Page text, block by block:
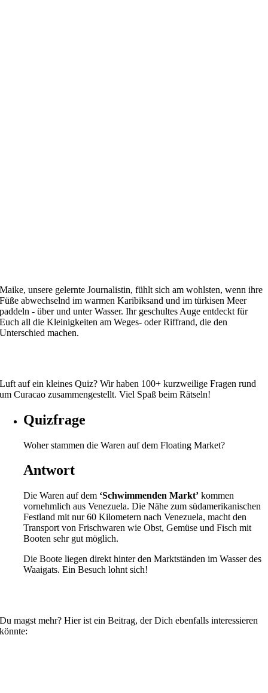
Maike, unsere gelernte Journalistin, fühlt sich am wohlsten, wenn ihre
Füße abwechselnd im warmen Karibiksand und im türkisen Meer
paddeln - über und unter Wasser. Ihr geschultes Auge entdeckt für
Euch all die Kleinigkeiten am Weges- oder Riffrand, die den
Unterschied machen.
Luft auf ein kleines Quiz? Wir haben 100+ kurzweilige Fragen rund
um Curacao zusammengestellt. Viel Spaß beim Rätseln!
Quizfrage
Woher stammen die Waren auf dem Floating Market?
Antwort
Die Waren auf dem ‘Schwimmenden Markt’ kommen
vornehmlich aus Venezuela. Die Nähe zum südamerikanischen
Festland mit nur 60 Kilometern nach Venezuela, macht den
Transport von Frischwaren wie Obst, Gemüse und Fisch mit
Booten sehr gut möglich.
Die Boote liegen direkt hinter den Marktständen im Wasser des
Waaigats. Ein Besuch lohnt sich!
Du magst mehr? Hier ist ein Beitrag, der Dich ebenfalls interessieren
könnte: